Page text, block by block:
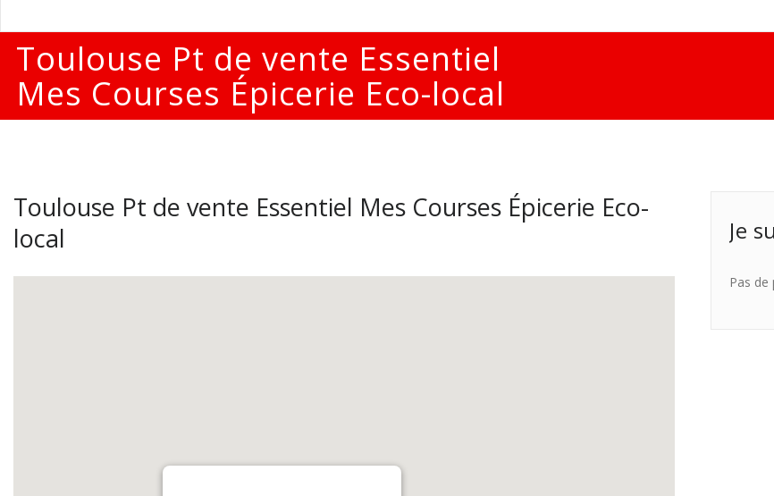
Toulouse Pt de vente Essentiel
Mes Courses Épicerie Eco-local
Toulouse Pt de vente Essentiel Mes Courses Épicerie Eco-
local
Je
Pas de